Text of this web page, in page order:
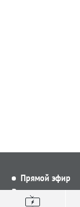
Прямой эфир
Видео